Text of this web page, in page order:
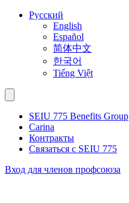
ПерейтиРусский
English
Español
简体中文
한국어
Tiếng Việt
SEIU 775 Benefits Group
Carina
Контракты
Связаться с SEIU 775
Вход для членов профсоюза